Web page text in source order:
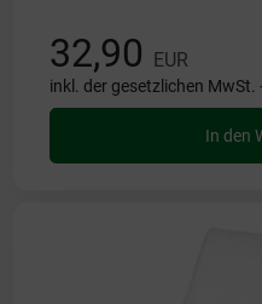
32,90 EUR
inkl. der gesetzlichen MwSt.
In den